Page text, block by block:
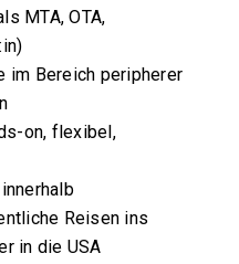
MTA, OTA,
im Bereich peripherer
on, flexibel,
Reisen ins
in die USA